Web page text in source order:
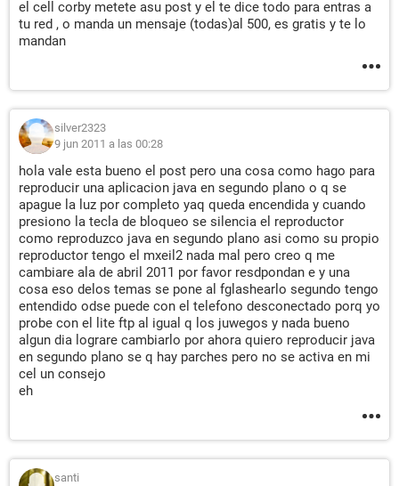
el cell corby metete asu post y el te dice todo para entras a
tu red , o manda un mensaje (todas)al 500, es gratis y te lo
mandan
silver2323
9 jun 2011 a las 00:28
hola vale esta bueno el post pero una cosa como hago para
reproducir una aplicacion java en segundo plano o q se
apague la luz por completo yaq queda encendida y cuando
presiono la tecla de bloqueo se silencia el reproductor
como reproduzco java en segundo plano asi como su propio
reproductor tengo el mxeil2 nada mal pero creo q me
cambiare ala de abril 2011 por favor resdpondan e y una
cosa eso delos temas se pone al fglashearlo segundo tengo
entendido odse puede con el telefono desconectado porq yo
probe con el lite ftp al igual q los juwegos y nada bueno
algun dia lograre cambiarlo por ahora quiero reproducir java
en segundo plano se q hay parches pero no se activa en mi
cel un consejo
eh
santi